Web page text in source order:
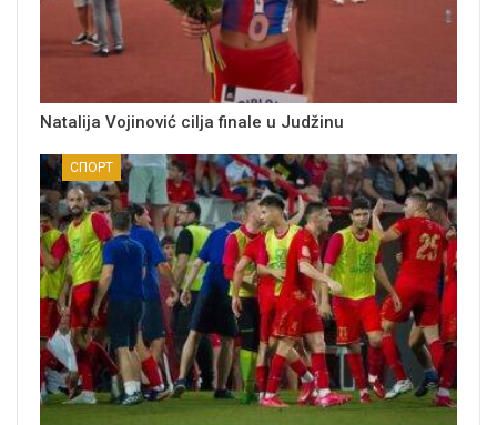
Natalija Vojinović cilja finale u Judžinu
СПОРТ